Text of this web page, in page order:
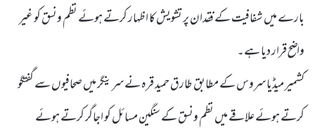
بارے میں شفافیت کے فقدان پر تشویش کا اظہار کرتے ہوئے نظم ونسق کو غیر
واضح قرار دیا ہے۔
کشمیر میڈیا سروس کے مطابق طارق حمید قرہ نے سرینگر میں صحافیوں سے گفتگو
کرتے ہوئے علاقے میں نظم ونسق کے سنگین مسائل کو اجاگر کرتے ہوئے